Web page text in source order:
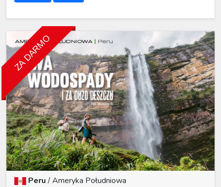
ZA DARMO
Peru/Ameryka Południowa